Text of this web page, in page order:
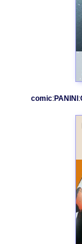
comic:PANINI: